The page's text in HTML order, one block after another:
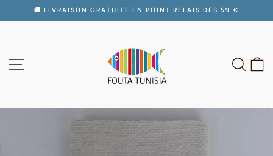
Diaporama
🚚 LIVRAISON GRATUITE EN POINT RELAIS DÈS 59 €